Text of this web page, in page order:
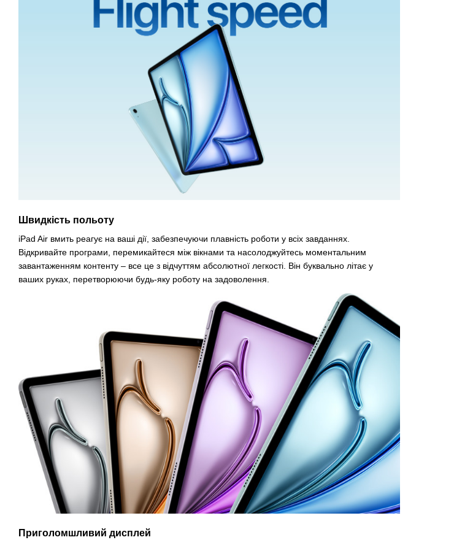
Швидкість польоту
iPad Air вмить реагує на ваші дії, забезпечуючи плавність роботи у всіх завданнях.
Відкривайте програми, перемикайтеся між вікнами та насолоджуйтесь моментальним
завантаженням контенту – все це з відчуттям абсолютної легкості. Він буквально літає у
ваших руках, перетворюючи будь-яку роботу на задоволення.
Приголомшливий дисплей